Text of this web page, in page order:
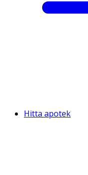
Hitta apotek